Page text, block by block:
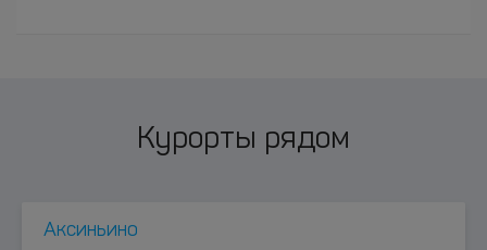
Курорты рядом
Аксиньино